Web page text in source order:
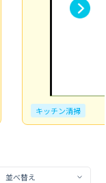
キッチン清掃